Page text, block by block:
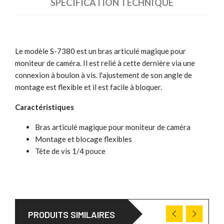
SPÉCIFICATION TECHNIQUE
Le modèle S-7380 est un bras articulé magique pour
moniteur de caméra. Il est relié à cette dernière via une
connexion à boulon à vis. l'ajustement de son angle de
montage est flexible et il est facile à bloquer.
Caractéristiques
Bras articulé magique pour moniteur de caméra
Montage et blocage flexibles
Tête de vis 1/4 pouce
PRODUITS SIMILAIRES